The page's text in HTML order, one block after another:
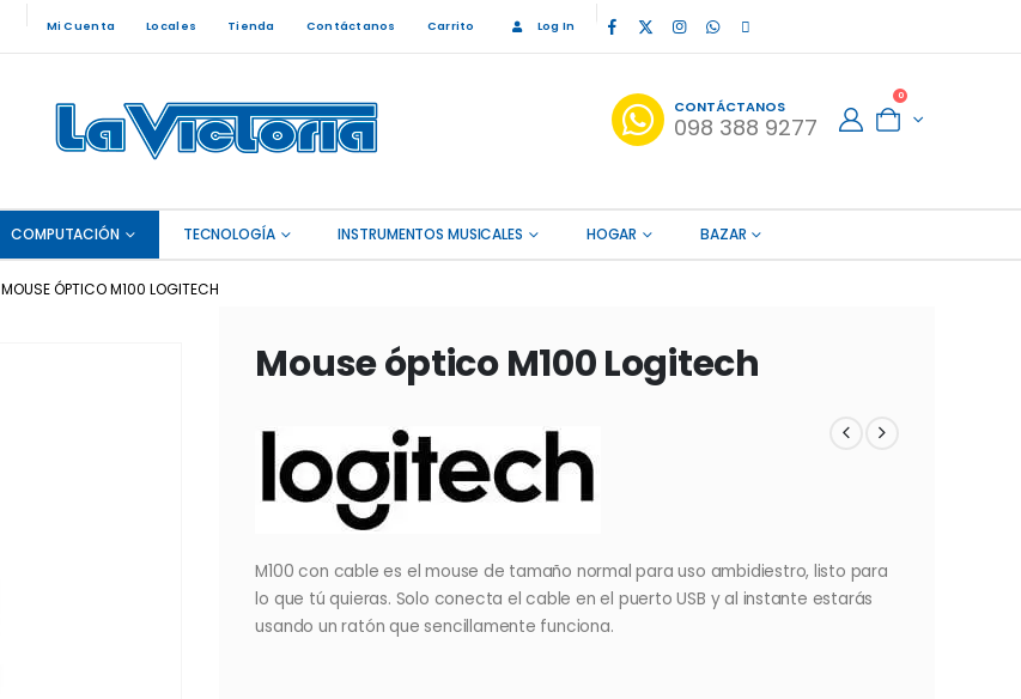
Mi Cuenta Locales Tienda Contáctanos Carrito Log In
CONTÁCTANOS
098 388 9277
0
COMPUTACIÓN TECNOLOGÍA INSTRUMENTOS MUSICALES HOGAR BAZAR
MOUSE ÓPTICO M100 LOGITECH
Mouse óptico M100 Logitech
M100 con cable es el mouse de tamaño normal para uso ambidiestro, listo para
lo que tú quieras. Solo conecta el cable en el puerto USB y al instante estarás
usando un ratón que sencillamente funciona.